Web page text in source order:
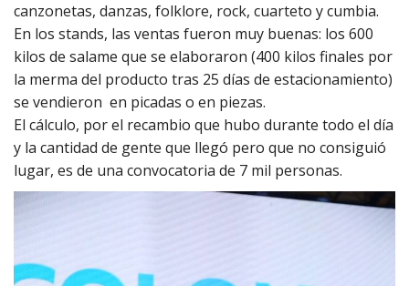
canzonetas, danzas, folklore, rock, cuarteto y cumbia.
En los stands, las ventas fueron muy buenas: los 600
kilos de salame que se elaboraron (400 kilos finales por
la merma del producto tras 25 días de estacionamiento)
se vendieron en picadas o en piezas.
El cálculo, por el recambio que hubo durante todo el día
y la cantidad de gente que llegó pero que no consiguió
lugar, es de una convocatoria de 7 mil personas.